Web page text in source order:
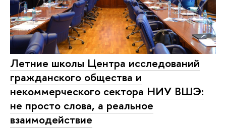
Летние школы Центра исследований
гражданского общества и
некоммерческого сектора НИУ ВШЭ:
не просто слова, а реальное
взаимодействие